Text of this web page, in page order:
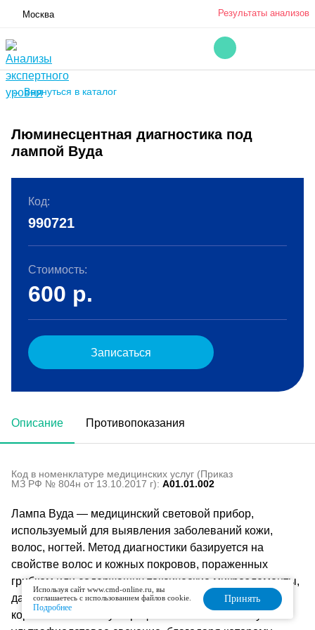
Москва Результаты анализов
← Вернуться в каталог
Люминесцентная диагностика под
лампой Вуда
Описание Противопоказания
Код в номенклатуре медицинских услуг (Приказ
МЗ РФ № 804н от 13.10.2017 г): A01.01.002
Лампа Вуда — медицинский световой прибор,
используемый для выявления заболеваний кожи,
волос, ногтей. Метод диагностики базируется на
свойстве волос и кожных покровов, пораженных
грибком или содержащих токсические микроэлементы,
давать ярко-зеленое свечение при облучении его
коротковолновым ультрафиолетом. Лампа излучает
Код:
990721
Стоимость:
600 р.
Записаться
Используя сайт www.cmd-online.ru, вы
соглашаетесь с использованием файлов cookie.
Подробнее
Принять